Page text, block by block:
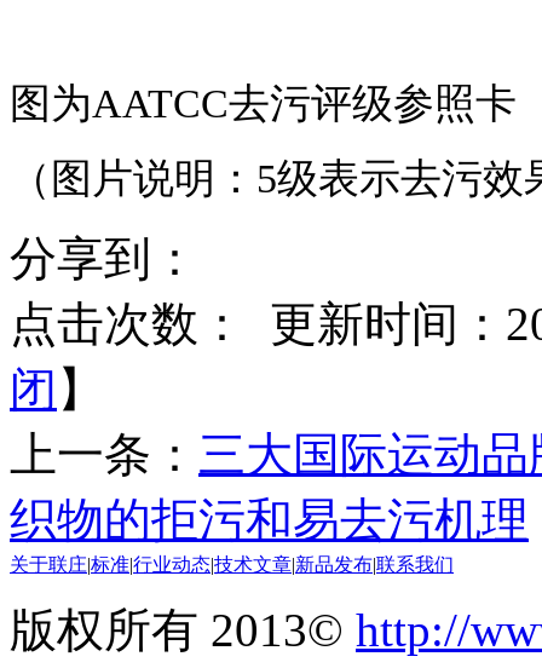
图为AATCC去污评级参照卡
（图片说明：5级表示去污
分享到：
点击次数：
更新时间：
闭 】
上一条： 三大国际运动
织物的拒污和易去污机理
关于联庄标准行业动态技术文章 新品发布联系我们
版权所有 2013© http://